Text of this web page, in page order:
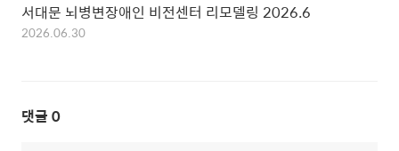
서대문 뇌병변장애인 비전센터 리모델링 2026.6
2026.06.30
댓글 0